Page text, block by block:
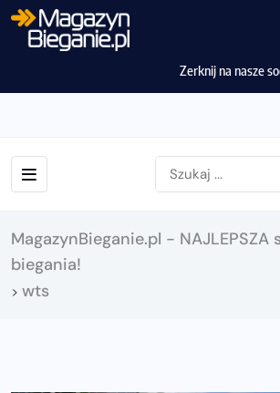
Zerknij na nasze
MagazynBieganie.pl - NAJLEPSZA
biegania!
> wts